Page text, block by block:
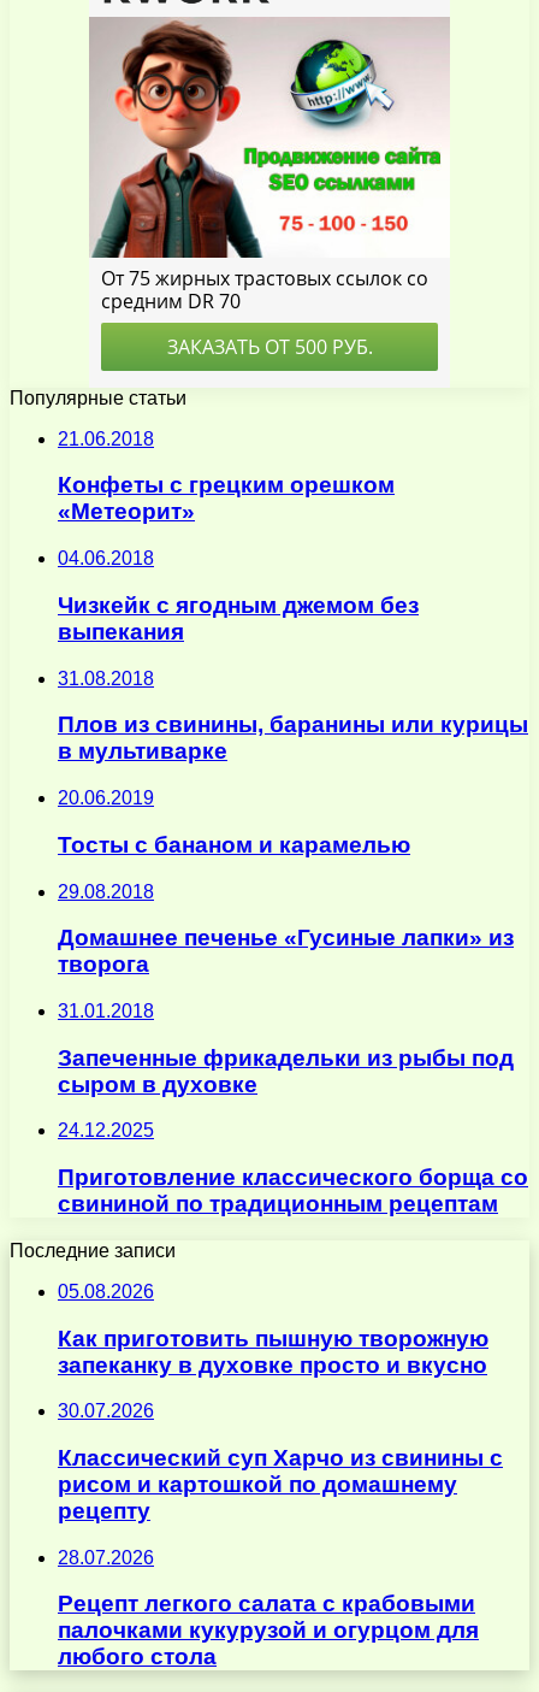
Популярные статьи
21.06.2018
Конфеты с грецким орешком
«Метеорит»
04.06.2018
Чизкейк с ягодным джемом без
выпекания
31.08.2018
Плов из свинины, баранины или курицы
в мультиварке
20.06.2019
Тосты с бананом и карамелью
29.08.2018
Домашнее печенье «Гусиные лапки» из
творога
31.01.2018
Запеченные фрикадельки из рыбы под
сыром в духовке
24.12.2025
Приготовление классического борща со
свининой по традиционным рецептам
Последние записи
05.08.2026
Как приготовить пышную творожную
запеканку в духовке просто и вкусно
30.07.2026
Классический суп Харчо из свинины с
рисом и картошкой по домашнему
рецепту
28.07.2026
Рецепт легкого салата с крабовыми
палочками кукурузой и огурцом для
любого стола